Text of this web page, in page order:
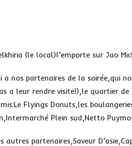
(le local)l’emporte sur Jao
a nos partenaires de la soirée,qui
a leur rendre visite!),le quartier
Flyings Donuts,les
Plein sud,Netto
partenaires,Saveur